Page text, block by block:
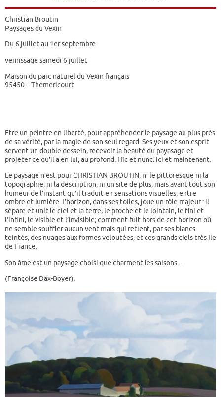
Christian Broutin
Paysages du Vexin
Du 6 juillet au 1er septembre
vernissage samedi 6 juillet
Maison du parc naturel du Vexin français
95450 – Themericourt
Etre un peintre en liberté, pour appréhender le paysage au plus près
de sa vérité, par la magie de son seul regard. Ses yeux et son esprit
servent un double dessein, recevoir la beauté du payasage et
projeter ce qu’il a en lui, au profond. Hic et nunc. ici et maintenant.
Le paysage n’est pour CHRISTIAN BROUTIN, ni le pittoresque ni la
topographie, ni la description, ni un site de plus, mais avant tout son
humeur de l’instant qu’il traduit en sensations visuelles, entre
ombre et lumière. L’horizon, dans ses toiles, joue un rôle majeur : il
sépare et unit le ciel et la terre, le proche et le lointain, le fini et
l’infini, le visible et l’invisible; comment fuit hors de cet horizon où
ne semble souffler aucun vent mais qui retient, par ses blancs
teintés, des nuages aux formes veloutées, et ces grands ciels très Ile
de France.
Son âme est un paysage choisi que charment les saisons…
(Françoise Dax-Boyer).